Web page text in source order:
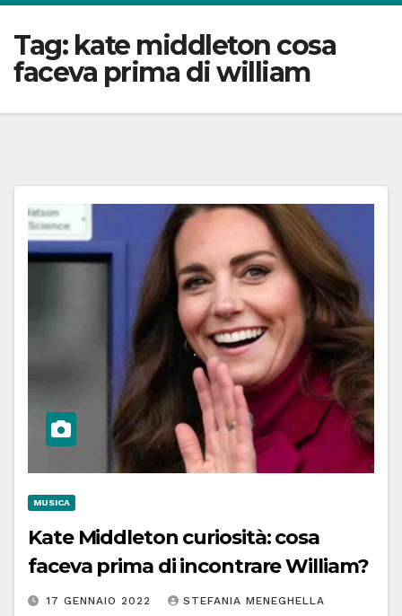
Tag: kate middleton cosa
faceva prima di william
MUSICA
Kate Middleton curiosità: cosa
faceva prima di incontrare William?
17 GENNAIO 2022 STEFANIA MENEGHELLA